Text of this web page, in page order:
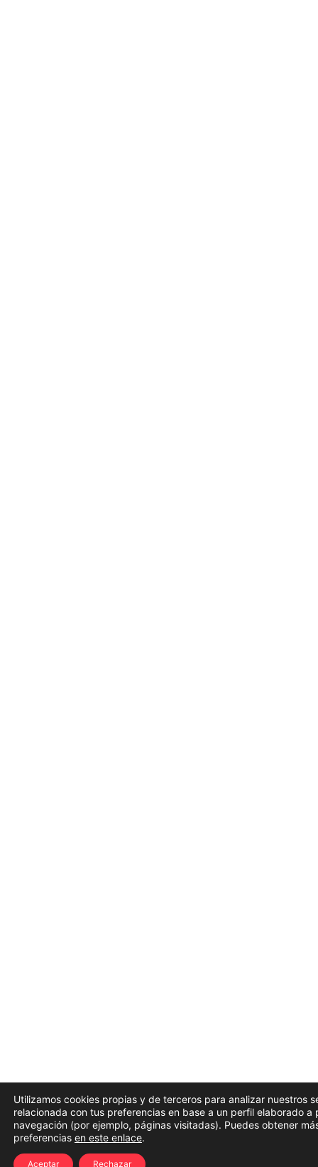
Utilizamos cookies propias y de terceros para analizar nuestros
relacionada con tus preferencias en base a un perfil elaborado
navegación (por ejemplo, páginas visitadas). Puedes obtener
preferencias en este enlace.
Aceptar Rechazar